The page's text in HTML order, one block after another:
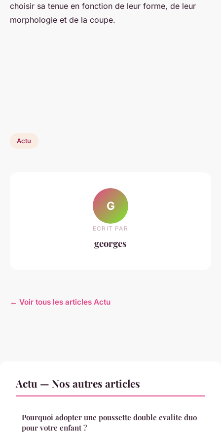
choisir sa tenue en fonction de leur forme, de leur
morphologie et de la coupe.
Actu
G
ECRIT PAR
georges
← Voir tous les articles Actu
Actu — Nos autres articles
Pourquoi adopter une poussette double evalite duo
pour votre enfant ?